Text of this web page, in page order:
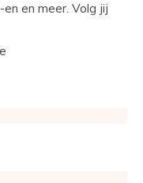
en meer. Volg jij